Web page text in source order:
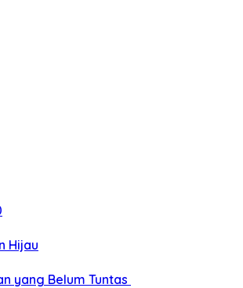
Hijau
yang Belum Tuntas